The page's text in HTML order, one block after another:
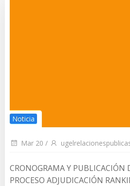
Noticia
Mar 20 /
CRONOGRAMA Y PUBLICACIÓN
PROCESO ADJUDICACIÓN